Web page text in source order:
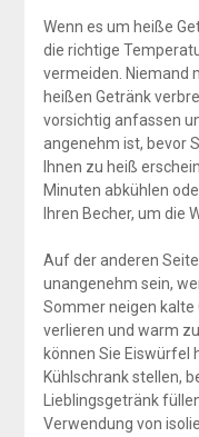
Wenn es um heiße
die richtige
vermeiden. Niemand
heißen Getränk
vorsichtig anfassen
angenehm ist, bevor
Ihnen zu heiß
Minuten abkühlen
Ihren Becher, um die
Auf der anderen
unangenehm sein,
Sommer neigen kalte
verlieren und warm
können Sie Eiswürfel
Kühlschrank stellen,
Lieblingsgetränk
Verwendung von